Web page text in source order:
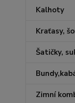
Kalhoty
Kraťasy,
Šatičky,
Zimní